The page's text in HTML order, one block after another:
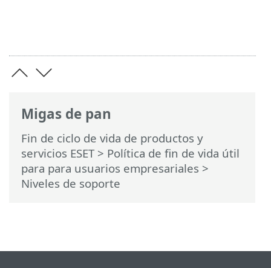
Migas de pan
Fin de ciclo de vida de productos y
servicios ESET> Política de fin de vida útil
para para usuarios empresariales >
Niveles de soporte